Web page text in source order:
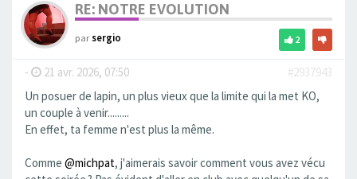
RE: NOTRE EVOLUTION
parsergio 2
- 21 avr. 2026, 07:50
#2937943
Un posuer de lapin, un plus vieux que la limite qui la met KO,
un couple à venir.........
En effet, ta femme n'est plus la même.
Comme @michpat, j'aimerais savoir comment vous avez vécu